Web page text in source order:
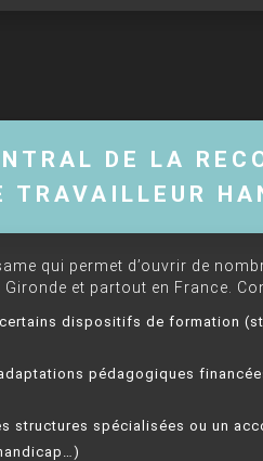
DE LA
TRAVAILLEUR
qui permet d’ouvrir de
et partout en France.
certains dispositifs de formation
pédagogiques
structures spécialisées ou un